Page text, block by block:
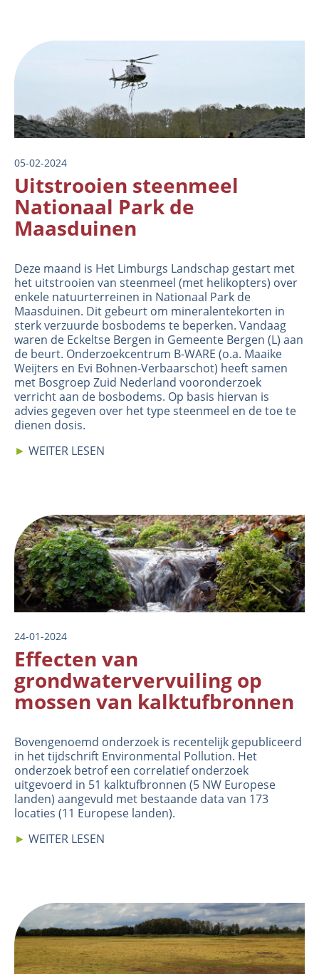
Image
05-02-2024
Uitstrooien steenmeel
Nationaal Park de
Maasduinen
Deze maand is Het Limburgs Landschap gestart met
het uitstrooien van steenmeel (met helikopters) over
enkele natuurterreinen in Nationaal Park de
Maasduinen. Dit gebeurt om mineralentekorten in
sterk verzuurde bosbodems te beperken. Vandaag
waren de Eckeltse Bergen in Gemeente Bergen (L) aan
de beurt. Onderzoekcentrum B-WARE (o.a. Maaike
Weijters en Evi Bohnen-Verbaarschot) heeft samen
met Bosgroep Zuid Nederland vooronderzoek
verricht aan de bosbodems. Op basis hiervan is
advies gegeven over het type steenmeel en de toe te
dienen dosis.
► WEITER LESEN
Image
24-01-2024
Effecten van
grondwatervervuiling op
mossen van kalktufbronnen
Bovengenoemd onderzoek is recentelijk gepubliceerd
in het tijdschrift Environmental Pollution. Het
onderzoek betrof een correlatief onderzoek
uitgevoerd in 51 kalktufbronnen (5 NW Europese
landen) aangevuld met bestaande data van 173
locaties (11 Europese landen).
► WEITER LESEN
Image